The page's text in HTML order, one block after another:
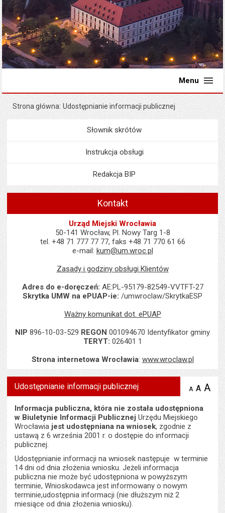
Menu
Strona główna Udostępnianie informacji publicznej
MenuNie wyświetlone w menu
Słownik skrótów
Instrukcja obsługi
Redakcja BIP
Kontakt
Urząd Miejski Wrocławia
50-141 Wrocław, Pl. Nowy Targ 1-8
tel. +48 71 777 77 77, faks +48 71 770 61 66
e-mail: kum@um.wroc.pl
Zasady i godziny obsługi Klientów
Adres do e-doręczeń: AE:PL-95179-82549-VVTFT-27
Skrytka UMW na ePUAP-ie: /umwroclaw/SkrytkaESP
Ważny komunikat dot. ePUAP
NIP 896-10-03-529 REGON 001094670 Identyfikator gminy
TERYT: 026401 1
Strona internetowa Wrocławia: www.wroclaw.pl
Udostępnianie informacji publicznej A zmniejsz
A A
Informacja publiczna, która nie została udostępniona
w Biuletynie Informacji Publicznej Urzędu Miejskiego
Wrocławia jest udostępniana na wniosek, zgodnie z
ustawą z 6 września 2001 r. o dostępie do informacji
publicznej.
Udostępnianie informacji na wniosek następuje w terminie
14 dni od dnia złożenia wniosku. Jeżeli informacja
publiczna nie może być udostępniona w powyższym
terminie, Wnioskodawca jest informowany o nowym
terminie,udostępnia informacji (nie dłuższym niż 2
miesiące od dnia złożenia wniosku).